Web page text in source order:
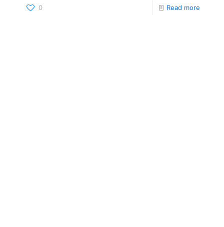
0 Read more